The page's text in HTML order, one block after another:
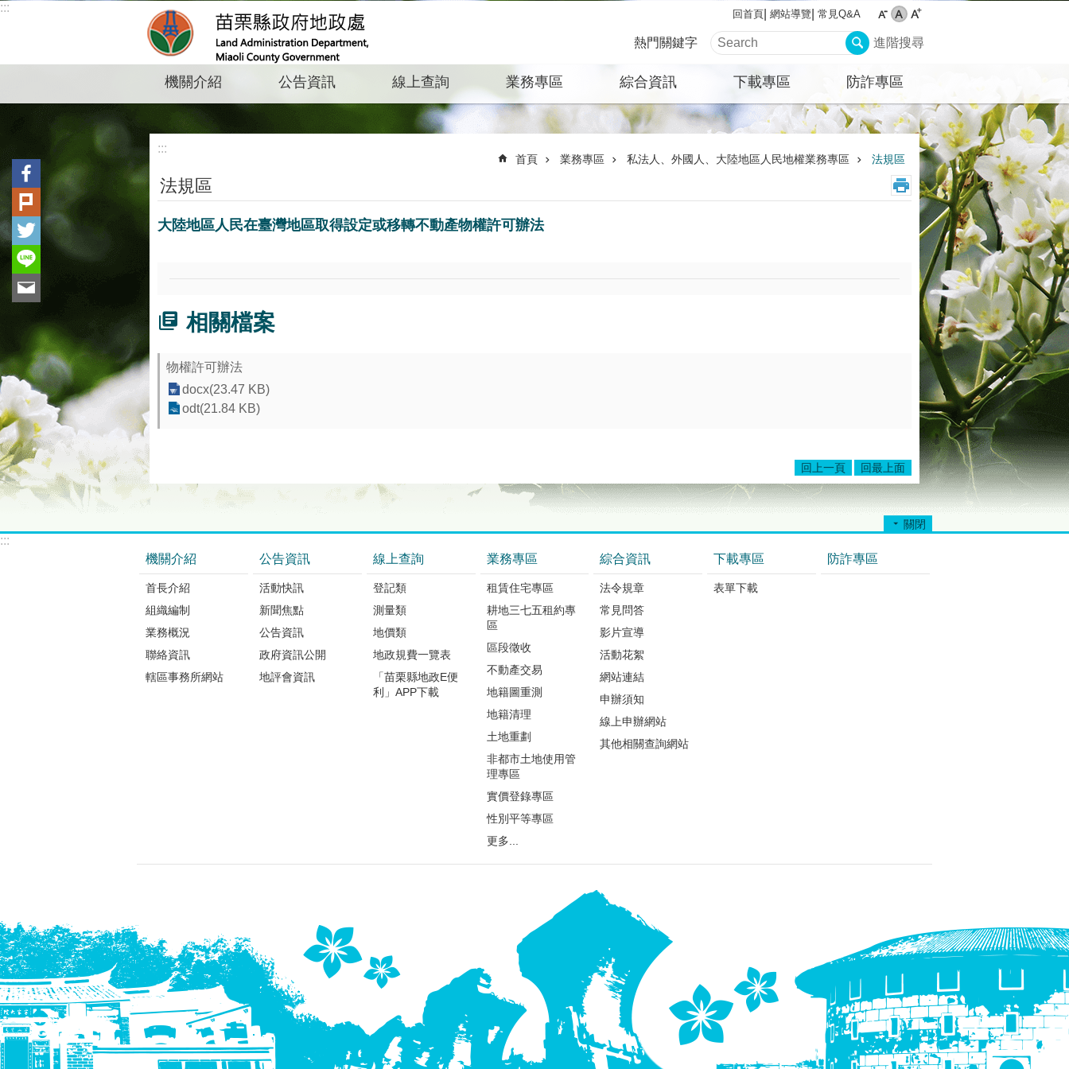
跳到主要內容區塊
::: 回首頁 網站導覽 常見Q&A
熱門關鍵字 進階搜尋
機關介紹 公告資訊 線上查詢 業務專區 綜合資訊 下載專區 防詐專區
:::
首頁 業務專區 私法人、外國人、大陸地區人民地權業務專區 法規區
法規區
大陸地區人民在臺灣地區取得設定或移轉不動產物權許可辦法
相關檔案
物權許可辦法
docx(23.47 KB)
odt(21.84 KB)
回上一頁 回最上面
關閉
:::
機關介紹
首長介紹
組織編制
業務概況
聯絡資訊
轄區事務所網站
公告資訊
活動快訊
新聞焦點
公告資訊
政府資訊公開
地評會資訊
線上查詢
登記類
測量類
地價類
地政規費一覽表
「苗栗縣地政E便
利」APP下載
業務專區
租賃住宅專區
耕地三七五租約專
區
區段徵收
不動產交易
地籍圖重測
地籍清理
土地重劃
非都市土地使用管
理專區
實價登錄專區
性別平等專區
更多...
綜合資訊
法令規章
常見問答
影片宣導
活動花絮
網站連結
申辦須知
線上申辦網站
其他相關查詢網站
下載專區
表單下載
防詐專區